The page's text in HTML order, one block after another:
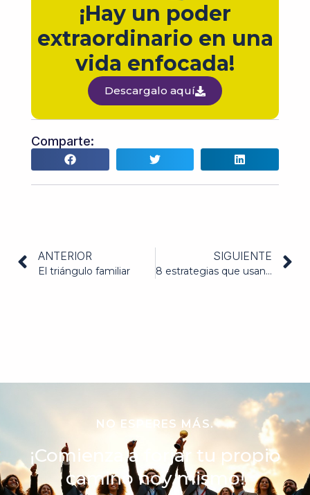
¡Hay un poder
extraordinario en una
vida enfocada!
Descargalo aquí
Comparte:
ANTERIOR
El triángulo familiar
SIGUIENTE
8 estrategias que usan los líderes efectivos para potenciar el desempeño de los colaboradores
NO ESPERES MÁS.
¡Comienza a forjar tu propio
camino hoy mismo!